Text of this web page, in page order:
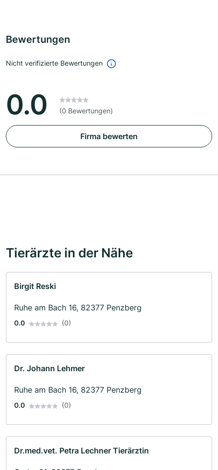
Bewertungen
Nicht verifizierte Bewertungen
0.0 (0 Bewertungen)
Firma bewerten
Tierärzte in der Nähe
Birgit Reski
Ruhe am Bach 16, 82377 Penzberg
0.0 (0)
Dr. Johann Lehmer
Ruhe am Bach 16, 82377 Penzberg
0.0 (0)
Dr.med.vet. Petra Lechner Tierärztin